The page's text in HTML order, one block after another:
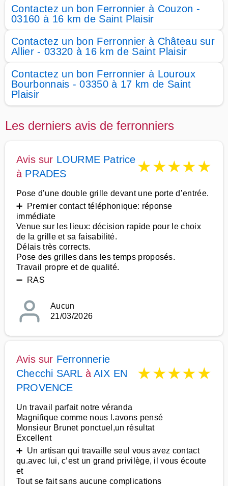
Contactez un bon Ferronnier à Couzon -
03160 à 16 km de Saint Plaisir
Contactez un bon Ferronnier à Château sur
Allier - 03320 à 16 km de Saint Plaisir
Contactez un bon Ferronnier à Louroux
Bourbonnais - 03350 à 17 km de Saint
Plaisir
Les derniers avis de ferronniers
Avis sur LOURME Patrice
à PRADES ★★★★★
Pose d’une double grille devant une porte d’entrée.
➕ Premier contact téléphonique: réponse
immédiate
Venue sur les lieux: décision rapide pour le choix
de la grille et sa faisabilité.
Délais très corrects.
Pose des grilles dans les temps proposés.
Travail propre et de qualité.
➖ RAS
Aucun
21/03/2026
Avis sur Ferronnerie
Checchi SARLàAIX EN
PROVENCE
★★★★★
Un travail parfait notre véranda
Magnifique comme nous l.avons pensé
Monsieur Brunet ponctuel,un résultat
Excellent
➕ Un artisan qui travaille seul vous avez contact
qu.avec lui, c’est un grand privilège, il vous écoute
et
Tout se fait sans aucune complications